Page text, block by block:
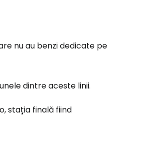
nu au benzi dedicate pe
dintre aceste linii.
stația finală fiind